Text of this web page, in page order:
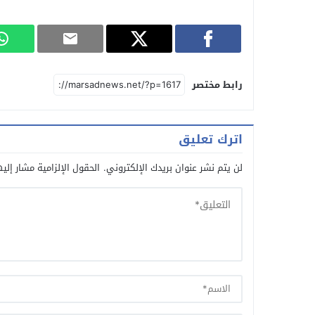
رابط مختصر
اترك تعليق
لن يتم نشر عنوان بريدك الإلكتروني. الحقول الإلزامية مشار